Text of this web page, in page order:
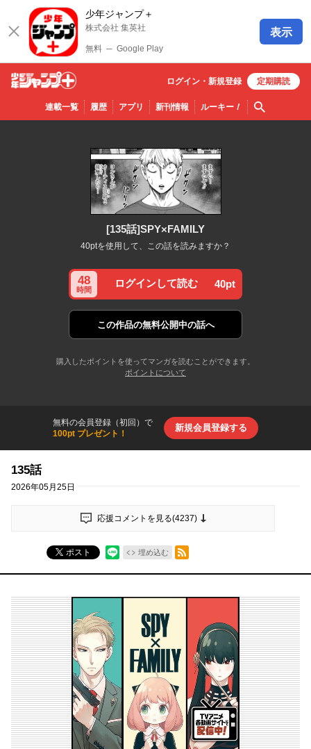
少年ジャンプ＋
株式会社 集英社
無料 ─ Google Play
表示
少年ジ
ャンプ
連載一覧 履歴 アプリ 新刊情報 ルーキー！ 検索
ログイン・ 新規登録 定期購読
[135話]SPY×FAMILY
40ptを使用して、この話を読みますか？
48
時間
ログインして読む 40pt
この作品の無料公開中の話へ
購入したポイントを使ってマンガを読むことができます。
ポイントについて
無料の会員登録（初回）で
100pt プレゼント！
新規会員登録する
135話
2026年05月25日
応援コメントを見る(4237)
ポスト 埋め込む
RSSフィード